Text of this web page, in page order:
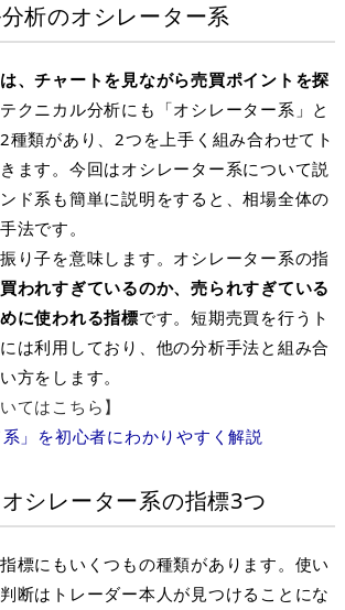
析のオシレーター系
、チャートを見ながら売買ポイントを探
クニカル分析にも「オシレーター系」と
2種類があり、2つを上手く組み合わせてト
ます。今回はオシレーター系について説
ド系も簡単に説明をすると、相場全体の
法です。
り子を意味します。オシレーター系の指
われすぎているのか、売られすぎている
に使われる指標です。短期売買を行うト
は利用しており、他の分析手法と組み合
方をします。
てはこちら】
」を初心者にわかりやすく解説
シレーター系の指標3つ
標にもいくつもの種類があります。使い
断はトレーダー本人が見つけることにな